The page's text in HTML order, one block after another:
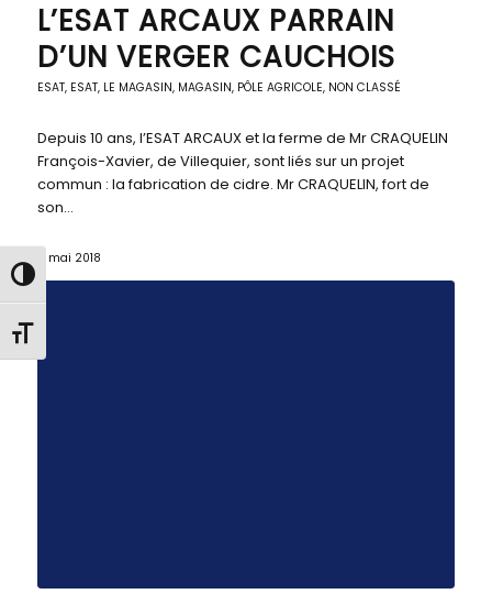
Passer en contraste élevé
Changer la taille de la police
L’ESAT ARCAUX PARRAIN
D’UN VERGER CAUCHOIS
ESAT, ESAT, LE MAGASIN, MAGASIN, PÔLE AGRICOLE, NON CLASSÉ
Depuis 10 ans, l’ESAT ARCAUX et la ferme de Mr CRAQUELIN
François-Xavier, de Villequier, sont liés sur un projet
commun : la fabrication de cidre. Mr CRAQUELIN, fort de
son…
2 mai 2018